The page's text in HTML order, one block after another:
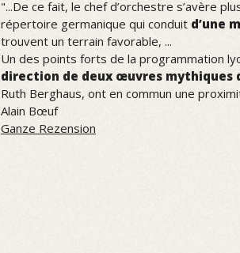
"...De ce fait, le chef d’orchestre s’avère
répertoire germanique qui conduit d’une
trouvent un terrain favorable, ...
Un des points forts de la programmation
direction de deux œuvres mythiques
Ruth Berghaus, ont en commun une
Alain Bœuf
Ganze Rezension